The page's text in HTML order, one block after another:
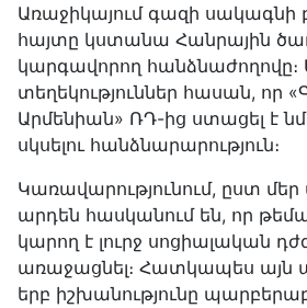
Առաջիկայում գազի
հայտը կստանա Հանրային
կարգավորող հանձնաժողովը։
տեղեկություններ հասան, որ
Արմենիան» ՌԴ-ից ստացել է
սկսելու հանձնարարություն։
Կառավարությունում, ըստ մեր
արդեն հասկանում են, որ
կարող է լուրջ սոցիալական
առաջացնել։ Հատկապես այն
երբ իշխանությունը